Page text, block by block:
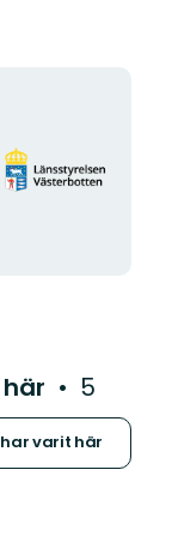
Organisationens
logotyp
5
varit här